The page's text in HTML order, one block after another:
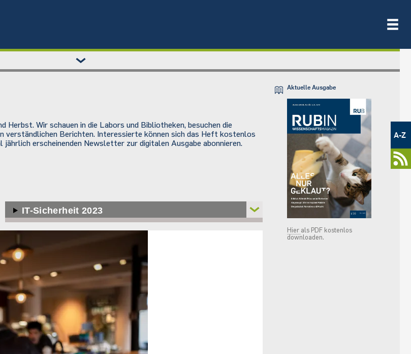
Metamenü
-
Newsportal
A-Z
Wir schauen in die Labors und Bibliotheken, besuchen die
verständlichen Berichten. Interessierte können sich das Heft kostenlos
erscheinenden Newsletter zur digitalen Ausgabe abonnieren.
IT-Sicherheit 2023
Aktuelle Ausgabe
Hier als PDF kostenlos
downloaden.